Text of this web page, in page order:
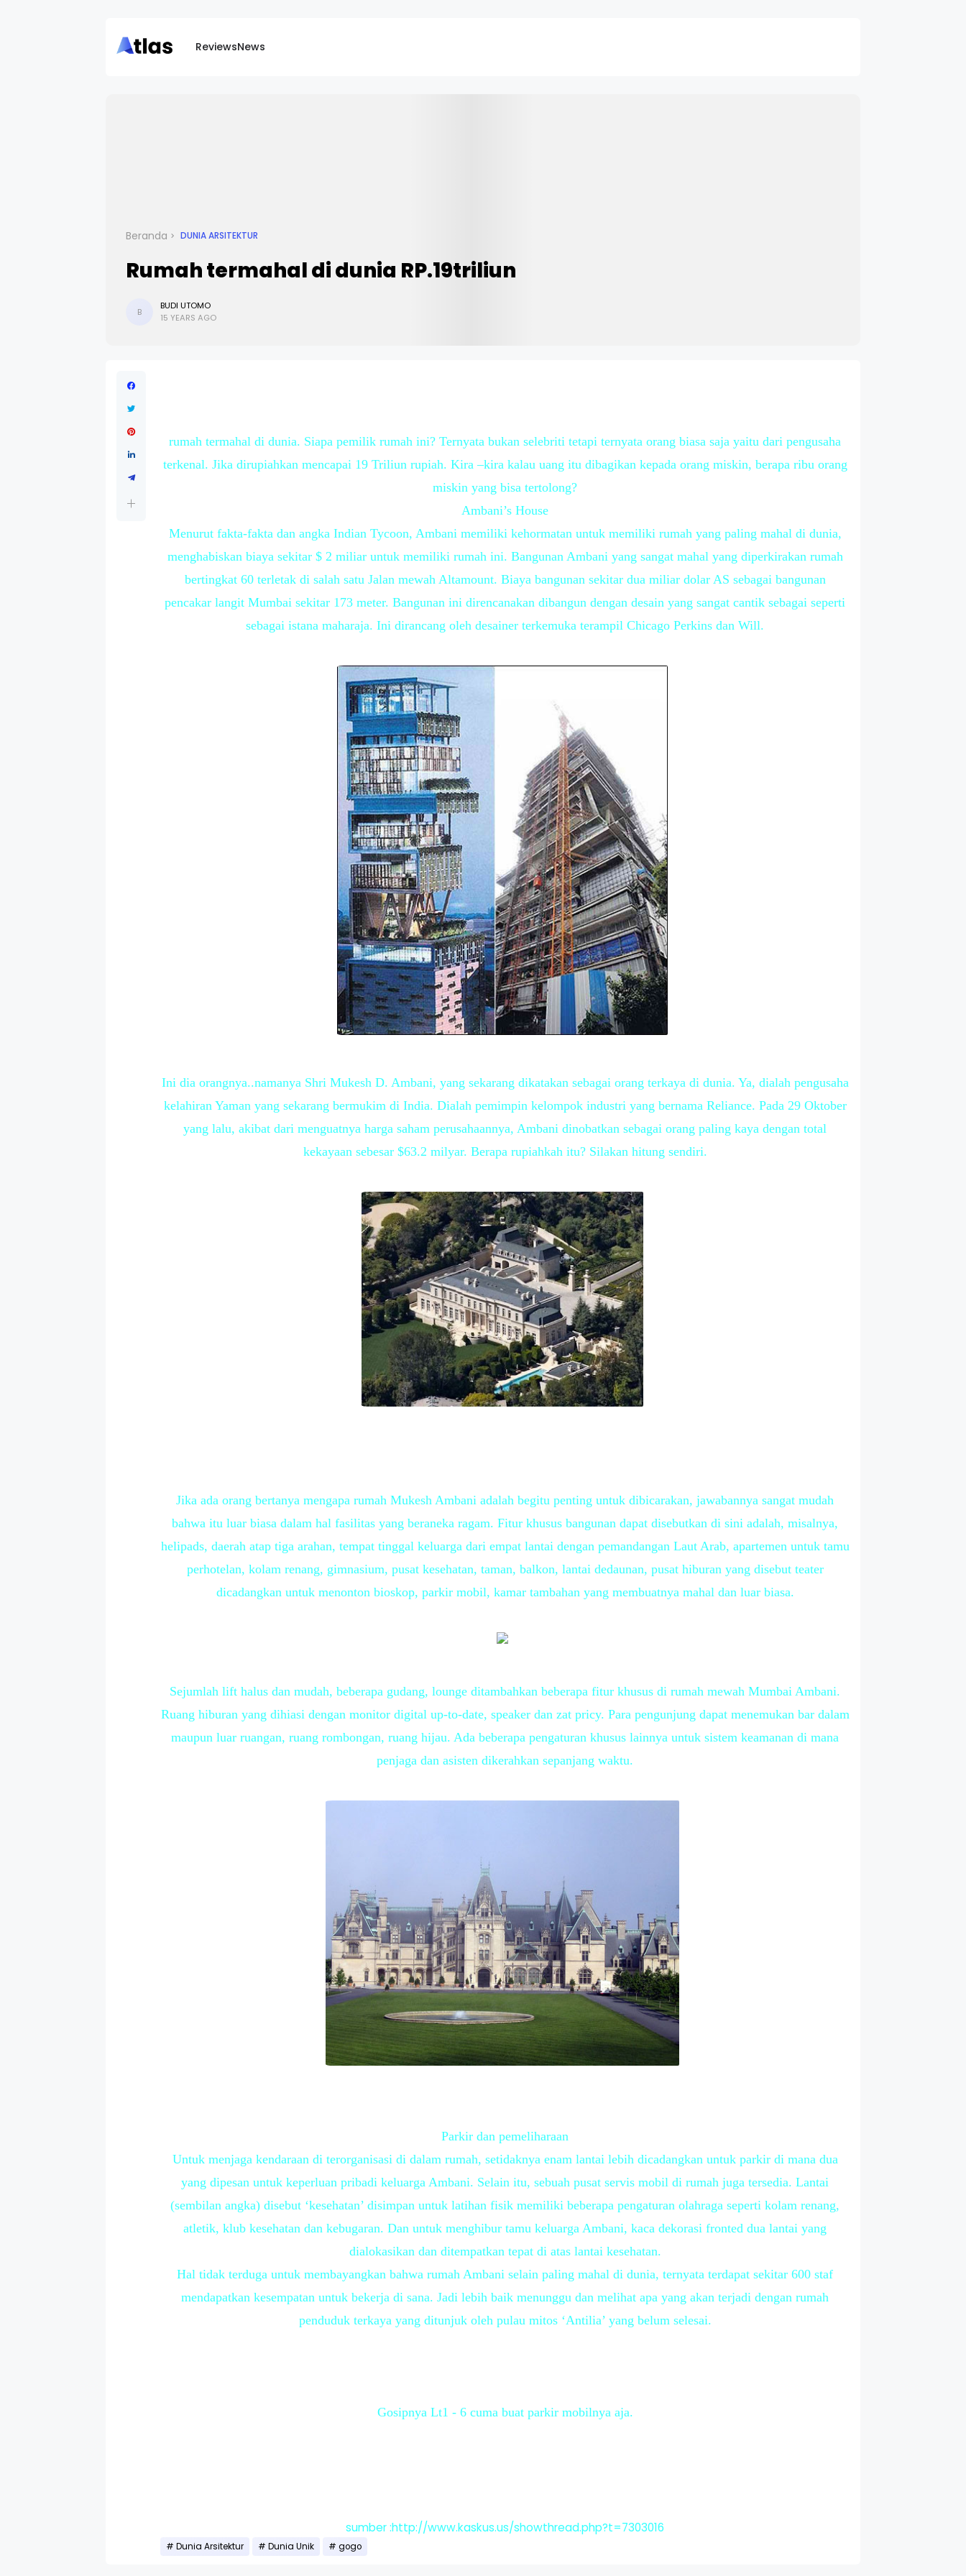
ReviewsNews
Beranda DUNIA ARSITEKTUR
Rumah termahal di dunia RP.19triliun
B
BUDI UTOMO
15 YEARS AGO
rumah termahal di dunia. Siapa pemilik rumah ini? Ternyata bukan selebriti tetapi ternyata orang biasa saja yaitu dari pengusaha
terkenal. Jika dirupiahkan mencapai 19 Triliun rupiah. Kira –kira kalau uang itu dibagikan kepada orang miskin, berapa ribu orang
miskin yang bisa tertolong?
Ambani’s House
Menurut fakta-fakta dan angka Indian Tycoon, Ambani memiliki kehormatan untuk memiliki rumah yang paling mahal di dunia,
menghabiskan biaya sekitar $ 2 miliar untuk memiliki rumah ini. Bangunan Ambani yang sangat mahal yang diperkirakan rumah
bertingkat 60 terletak di salah satu Jalan mewah Altamount. Biaya bangunan sekitar dua miliar dolar AS sebagai bangunan
pencakar langit Mumbai sekitar 173 meter. Bangunan ini direncanakan dibangun dengan desain yang sangat cantik sebagai seperti
sebagai istana maharaja. Ini dirancang oleh desainer terkemuka terampil Chicago Perkins dan Will.
Ini dia orangnya..namanya Shri Mukesh D. Ambani, yang sekarang dikatakan sebagai orang terkaya di dunia. Ya, dialah pengusaha
kelahiran Yaman yang sekarang bermukim di India. Dialah pemimpin kelompok industri yang bernama Reliance. Pada 29 Oktober
yang lalu, akibat dari menguatnya harga saham perusahaannya, Ambani dinobatkan sebagai orang paling kaya dengan total
kekayaan sebesar $63.2 milyar. Berapa rupiahkah itu? Silakan hitung sendiri.
Jika ada orang bertanya mengapa rumah Mukesh Ambani adalah begitu penting untuk dibicarakan, jawabannya sangat mudah
bahwa itu luar biasa dalam hal fasilitas yang beraneka ragam. Fitur khusus bangunan dapat disebutkan di sini adalah, misalnya,
helipads, daerah atap tiga arahan, tempat tinggal keluarga dari empat lantai dengan pemandangan Laut Arab, apartemen untuk tamu
perhotelan, kolam renang, gimnasium, pusat kesehatan, taman, balkon, lantai dedaunan, pusat hiburan yang disebut teater
dicadangkan untuk menonton bioskop, parkir mobil, kamar tambahan yang membuatnya mahal dan luar biasa.
Sejumlah lift halus dan mudah, beberapa gudang, lounge ditambahkan beberapa fitur khusus di rumah mewah Mumbai Ambani.
Ruang hiburan yang dihiasi dengan monitor digital up-to-date, speaker dan zat pricy. Para pengunjung dapat menemukan bar dalam
maupun luar ruangan, ruang rombongan, ruang hijau. Ada beberapa pengaturan khusus lainnya untuk sistem keamanan di mana
penjaga dan asisten dikerahkan sepanjang waktu.
Parkir dan pemeliharaan
Untuk menjaga kendaraan di terorganisasi di dalam rumah, setidaknya enam lantai lebih dicadangkan untuk parkir di mana dua
yang dipesan untuk keperluan pribadi keluarga Ambani. Selain itu, sebuah pusat servis mobil di rumah juga tersedia. Lantai
(sembilan angka) disebut ‘kesehatan’ disimpan untuk latihan fisik memiliki beberapa pengaturan olahraga seperti kolam renang,
atletik, klub kesehatan dan kebugaran. Dan untuk menghibur tamu keluarga Ambani, kaca dekorasi fronted dua lantai yang
dialokasikan dan ditempatkan tepat di atas lantai kesehatan.
Hal tidak terduga untuk membayangkan bahwa rumah Ambani selain paling mahal di dunia, ternyata terdapat sekitar 600 staf
mendapatkan kesempatan untuk bekerja di sana. Jadi lebih baik menunggu dan melihat apa yang akan terjadi dengan rumah
penduduk terkaya yang ditunjuk oleh pulau mitos ‘Antilia’ yang belum selesai.
Gosipnya Lt1 - 6 cuma buat parkir mobilnya aja.
sumber :http://www.kaskus.us/showthread.php?t=7303016
Dunia Arsitektur Dunia Unik gogo